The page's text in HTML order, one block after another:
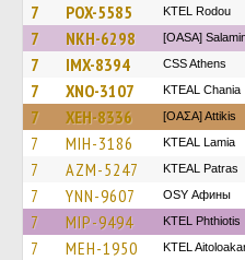
7 POX-5585 ΚΤΕL Rodou
7 NKH-6298 [OASA]
7 IMX-8394 CSS Athens
7 XNO-3107 KTEAL Chania
7 XEH-8336 [ΟΑΣΑ] Αttikis
7 MIH-3186 KTEAL Lamia
7 AZM-5247 KTEAL Patras
7 YNN-9607 OSY Афины
7 MIP-9494 ΚΤΕL Phthiotis
7 MEH-1950 KTEL